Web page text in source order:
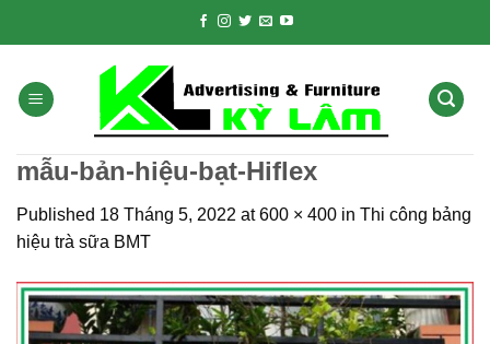
mẫu-bản-hiệu-bạt-Hiflex
Published 18 Tháng 5, 2022 at600 × 400 in Thi công bảng
hiệu trà sữa BMT